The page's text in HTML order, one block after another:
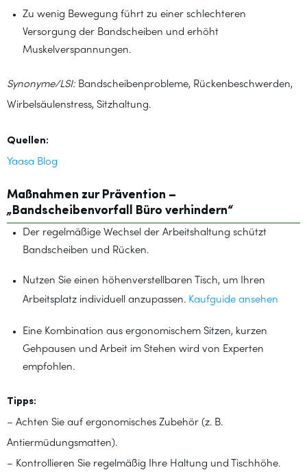
Zu wenig Bewegung führt zu einer schlechteren
Versorgung der Bandscheiben und erhöht
Muskelverspannungen.
Synonyme/LSI:Bandscheibenprobleme, Rückenbeschwerden,
Wirbelsäulenstress, Sitzhaltung.
Quellen:
Yaasa Blog
Maßnahmen zur Prävention –
„Bandscheibenvorfall Büro verhindern“
Der regelmäßige Wechsel der Arbeitshaltung schützt
Bandscheiben und Rücken.
Nutzen Sie einen höhenverstellbaren Tisch, um Ihren
Arbeitsplatz individuell anzupassen. Kaufguide ansehen
Eine Kombination aus ergonomischem Sitzen, kurzen
Gehpausen und Arbeit im Stehen wird von Experten
empfohlen.
Tipps:
– Achten Sie auf ergonomisches Zubehör (z. B.
Antiermüdungsmatten).
– Kontrollieren Sie regelmäßig Ihre Haltung und Tischhöhe.